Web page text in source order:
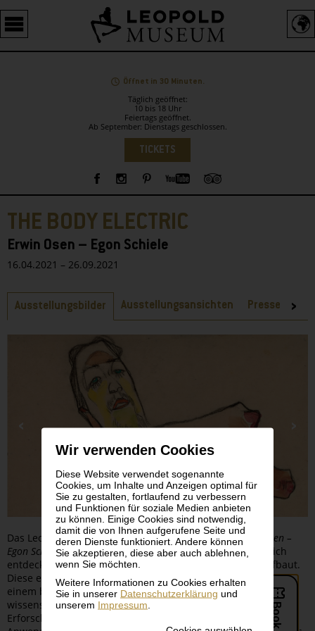
Wir verwenden Cookies
Diese Website verwendet sogenannte
Cookies, um Inhalte und Anzeigen optimal für
Sie zu gestalten, fortlaufend zu verbessern
und Funktionen für soziale Medien anbieten
zu können. Einige Cookies sind notwendig,
damit die von Ihnen aufgerufene Seite und
deren Dienste funktioniert. Andere können
Sie akzeptieren, diese aber auch ablehnen,
wenn Sie möchten.
Weitere Informationen zu Cookies erhalten
Sie in unserer Datenschutzerklärung und
unserem Impressum
Barrierefreie
Bedienung
der
Öffnet in 30 Minuten.
Täglich geöffnet:
10 bis 18 Uhr
Feiertags geöffnet.
Ab September: Dienstags geschlossen.
TICKETS
Sidebar
THE BODY ELECTRIC
Erwin Osen – Egon Schiele
16.04.2021 – 26.09.2021
Reiter
Ausstellungsbilder Ausstellungsansichten Presse
Das Leopold Museum zeigt mitThe Body Electric: Erwin Osen –
Egon Schieleeine Ausstellung, die auf einer Gruppe kürzlich
entdeckter Zeichnungen von Erwin Osen (1891–1970) aufbaut.
Diese entstanden im Auftrag von Stefan Jellinek (1871–1968),
einem bis 1939 in Wien tätigen Mediziner, der seinen
wissenschaftlichen Schwerpunkt auf die Dokumentation und
Erforschung der Gefahren aber auch der medizinischen